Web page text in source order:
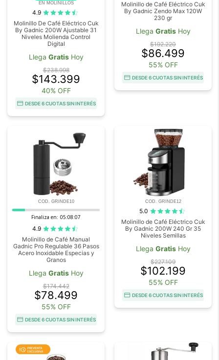
EN MOLINILLOS
4.9
Molinillo De Café Eléctrico Cuk
By Gadnic 200W Ajustable 31
Niveles Molienda Control
Digital
Llega GratisHoy
$238.998
$143.399
40% OFF
DESDE 6 CUOTAS SIN INTERÉS
Molinillo de Café Eléctrico Cuk
By Gadnic Zendo Max 120W
230 gr
Llega GratisHoy
$192.220
$86.499
55% OFF
DESDE 6 CUOTAS SIN INTERÉS
COD. GRINDE10
Finaliza en: 05:08:07
4.9
Molinillo de Café Manual
Gadnic Pro Regulable 36 Pasos
Acero Inoxidable Especias y
Granos
Llega GratisHoy
$174.442
$78.499
55% OFF
DESDE 6 CUOTAS SIN INTERÉS
COD. GRINDE12
5.0
Molinillo de Café Eléctrico Cuk
By Gadnic 200W 240 Gr 35
Niveles Semillas
Llega GratisHoy
$227.109
$102.199
55% OFF
DESDE 6 CUOTAS SIN INTERÉS